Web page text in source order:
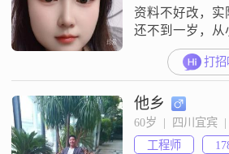
侣，我们一起
余生。1. 学历：
资料不好改，
还不到一岁，从
和儿子在家，
居，他怕孩子
心，耐心，责
的男士。
打招
他乡
60岁  |  四川宜宾
工程师